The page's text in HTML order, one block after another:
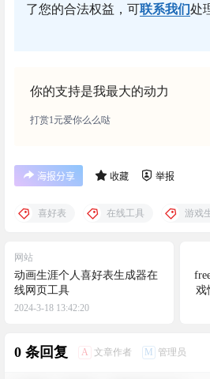
了您的合法权益，可联系我们处
你的支持是我最大的动力
打赏1元爱你么么哒
海报分享 收藏 举报
喜好表 在线工具 游戏
网站
动画生涯个人喜好表生成器在
线网页工具
2024-3-18 13:42:20
戏
0 条回复 A 文章作者 M 管理员